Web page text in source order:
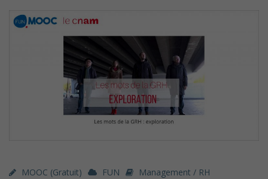
MOOC (gratuit) FUN Management / RH